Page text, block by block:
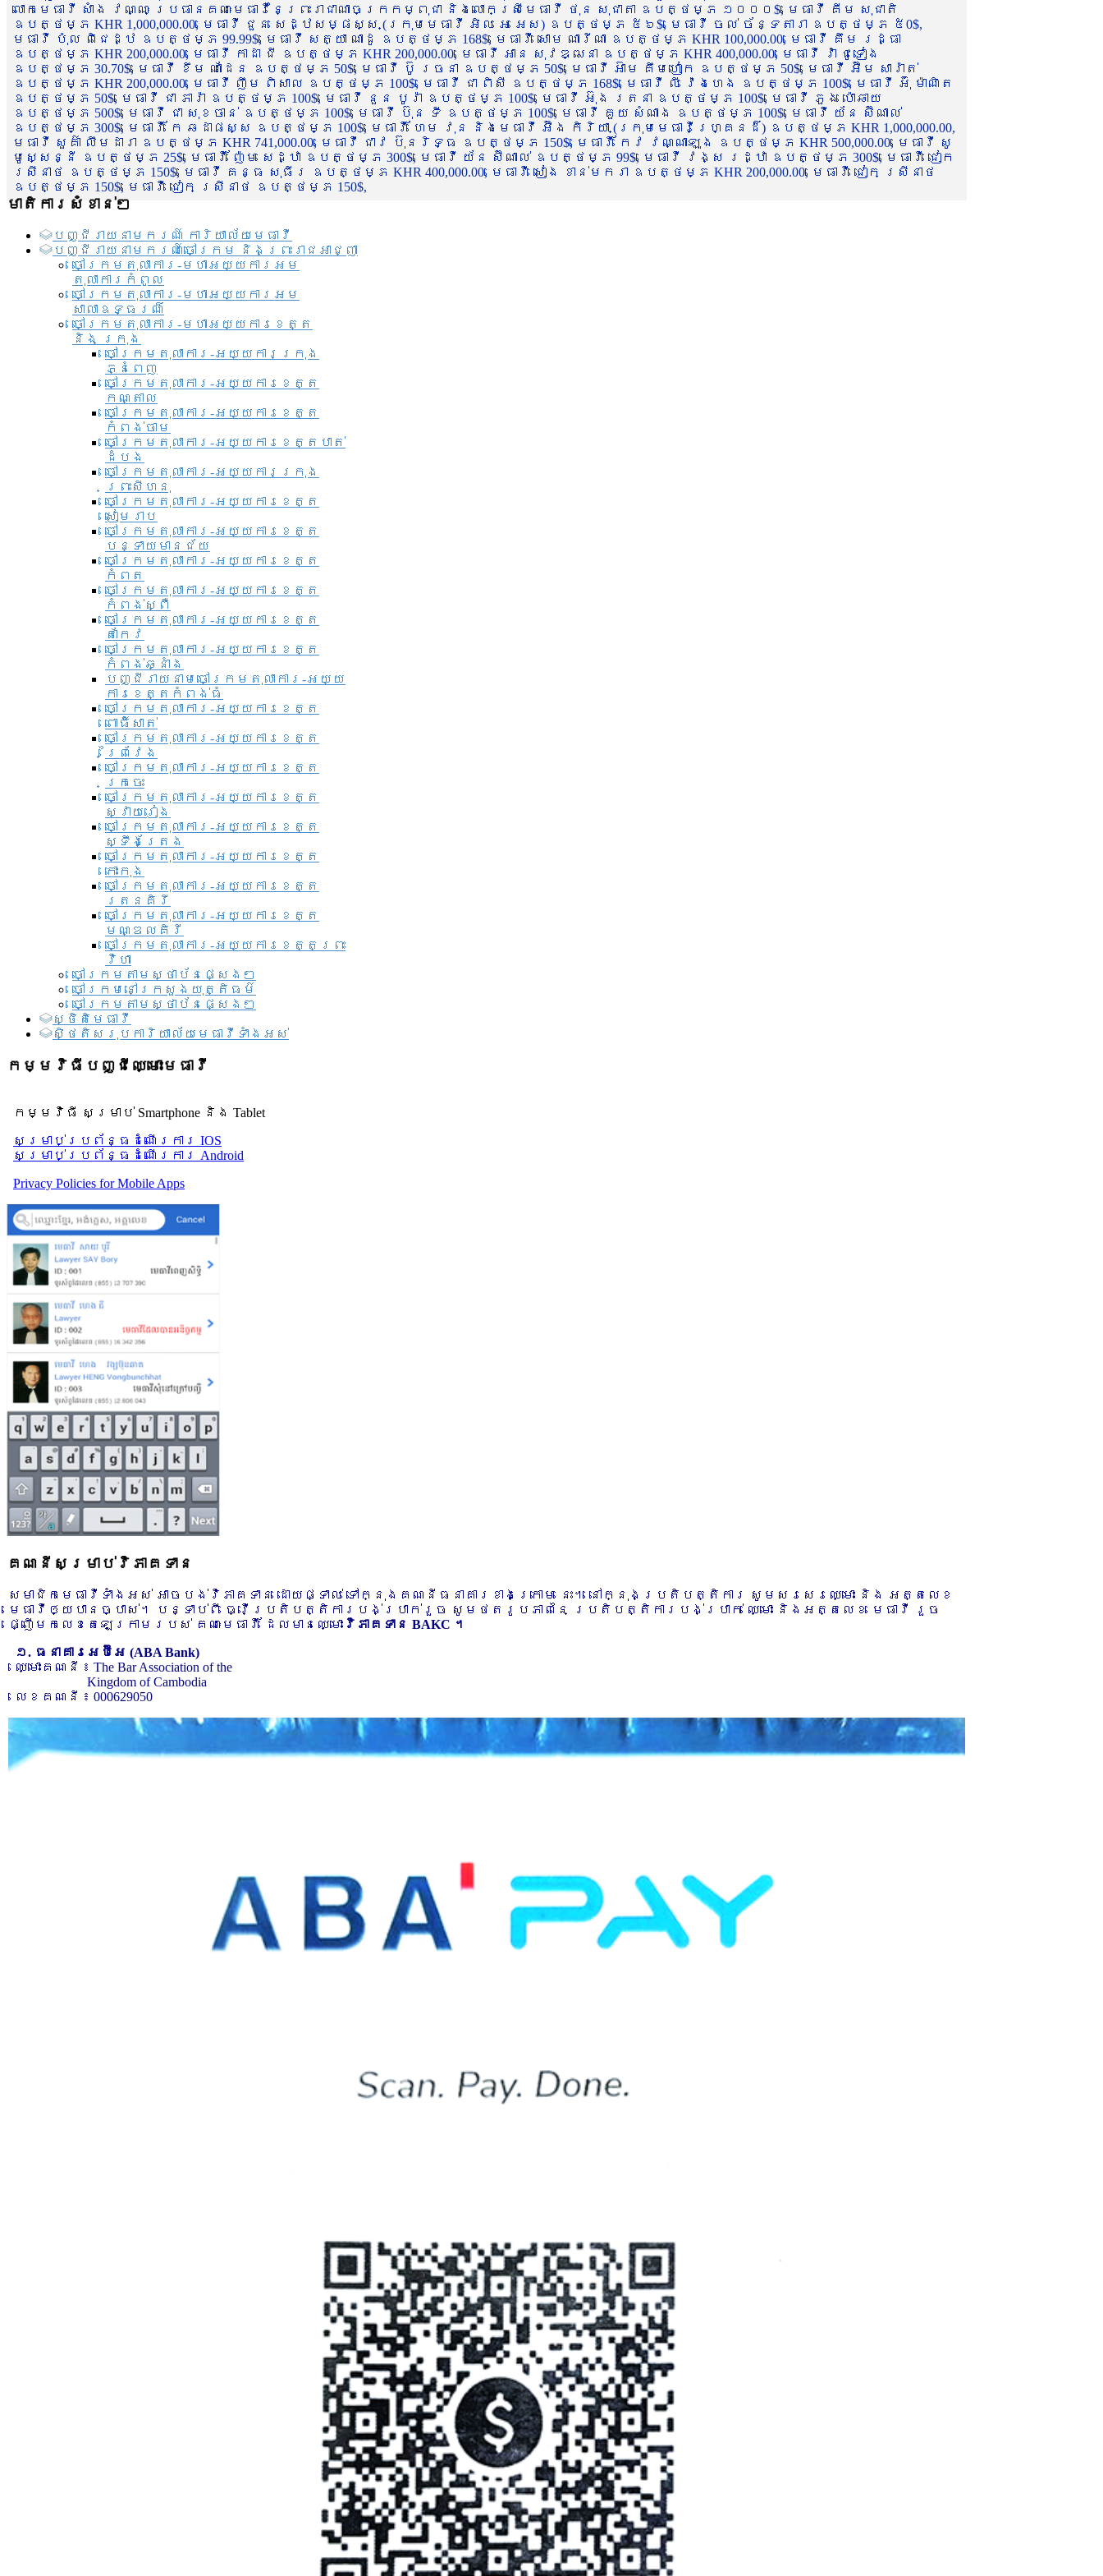
លោកមេធាវី សាំង វណ្ណៈ ប្រធានគណៈមេធាវីនៃព្រះរាជាណាចក្រកម្ពុជា និងលោកស្រីមេធាវី ថុន សុជាតា ឧបត្ថម្ភ ១០០០$, មេធាវី គីម សុជាតិ
ឧបត្ថម្ភ KHR 1,000,000.00, មេធាវី ជួន សេដ្ឋសម្ផស្ស (ក្រុមមេធាវី អិល អេ អេស) ឧបត្ថម្ភ ៥៦$, មេធាវី ចល់ ច័ន្ទតារា ឧបត្ថម្ភ ៥0$,
មេធាវី ប៉ុល ពិជេដ្ឋ ឧបត្ថម្ភ 99.99$, មេធាវី សត្យា ណាដូ ឧបត្ថម្ភ 168$, មេធាវី សោម ណារីណា ឧបត្ថម្ភ KHR 100,000.00, មេធាវី គឹម រដ្ធា
ឧបត្ថម្ភ KHR 200,000.00, មេធាវី កាដា ជី ឧបត្ថម្ភ KHR 200,000.00, មេធាវី អាន សុវឌ្ឍនា ឧបត្ថម្ភ KHR 400,000.00, មេធាវី វ៉ា ជូទៀង
ឧបត្ថម្ភ 30.70$, មេធាវី ខឹម ណាដែន ឧបត្ថម្ភ 50$, មេធាវី ប៊ូ រចនា ឧបត្ថម្ភ 50$, មេធាវី អ៊ាម គឹមហៀក ឧបត្ថម្ភ 50$, មេធាវី អ៊ឹម សារ៉ាត់
ឧបត្ថម្ភ KHR 200,000.00, មេធាវី ញឹម ពិសាល ឧបត្ថម្ភ 100$, មេធាវី ជា ពិសី ឧបត្ថម្ភ 168$, មេធាវី លី វ៉េងហេង ឧបត្ថម្ភ 100$, មេធាវី អ៊ុំ ម៉ាណិត
ឧបត្ថម្ភ 50$, មេធាវី ជា ភារ៉ា ឧបត្ថម្ភ 100$, មេធាវី នួន បូរ៉ា ឧបត្ថម្ភ 100$, មេធាវី អ៊ុង រតនា ឧបត្ថម្ភ 100$, មេធាវី ភួង ប៉ោឆាយ
ឧបត្ថម្ភ 500$, មេធាវី ជា សុខចាន់ ឧបត្ថម្ភ 100$, មេធាវី ប៊ុន ទី ឧបត្ថម្ភ 100$, មេធាវី គួយ សំណាង ឧបត្ថម្ភ 100$, មេធាវី យ័ន ស៊ីណាល់
ឧបត្ថម្ភ 300$, មេធាវី កែ ឆដាផស្ស ឧបត្ថម្ភ 100$, មេធាវី ហែម វុន និងមេធាវី អ៊ឹង កិរិយា (ក្រុមមេធាវីហ្គ្រេនដ៏) ឧបត្ថម្ភ KHR 1,000,000.00,
មេធាវី សួគ៌ា លឹមដារា ឧបត្ថម្ភ KHR 741,000.00, មេធាវី ជាវ ប៊ុនរិទ្ធ ឧបត្ថម្ភ 150$, មេធាវី កែវ វណ្ណាឡុង ឧបត្ថម្ភ KHR 500,000.00, មេធាវី សូ
មូសេ្សន្នី ឧបត្ថម្ភ 25$, មេធាវី ញ៉ែម សេដ្ឋា ឧបត្ថម្ភ 300$, មេធាវី យ័ន ស៊ីណាល់ ឧបត្ថម្ភ 99$, មេធាវី វង្ស រដ្ឋា ឧបត្ថម្ភ 300$, មេធាវី ជៀក
ស្រីនាថ ឧបត្ថម្ភ 150$, មេធាវី គន្ធ សុធីរ ឧបត្ថម្ភ KHR 400,000.00, មេធាវី សៀង ខាន់មករា ឧបត្ថម្ភ KHR 200,000.00, មេធាវី ជៀក ស្រីនាថ
ឧបត្ថម្ភ 150$, មេធាវី ជៀក ស្រីនាថ ឧបត្ថម្ភ 150$,
មាតិការសំខាន់ៗ
បញ្ជី​រាយ​នាមករណ៍ ការិយាល័យ​មេធាវី​
បញ្ជី​រាយ​នាមករណ៍​ចៅក្រម និងព្រះរាជអាជ្ញា
ចៅក្រមតុលាការ-មហាអយ្យការអម
តុលាការកំពូល
ចៅក្រមតុលាការ-មហាអយ្យការអម
សាលាឧទ្ធរណ៏
ចៅក្រមតុលាការ-មហាអយ្យការខេត្ត
និង ក្រុង
ចៅក្រមតុលាការ-អយ្យការក្រុង
ភ្នំពេញ
ចៅក្រមតុលាការ-អយ្យការខេត្ត
កណ្តាល
ចៅក្រមតុលាការ-អយ្យការខេត្ត
កំពង់ចាម
ចៅក្រមតុលាការ-អយ្យការខេត្តបាត់
ដំបង
ចៅក្រមតុលាការ-អយ្យការ​ក្រុង
ព្រះសីហនុ
ចៅក្រមតុលាការ-អយ្យការខេត្ត
សៀមរាប
ចៅក្រមតុលាការ-អយ្យការខេត្ត
បន្ទាយមានជ័យ
ចៅក្រមតុលាការ-អយ្យការខេត្ត
កំពត
ចៅក្រមតុលាការ-អយ្យការខេត្ត
កំពង់ស្ពឺ
ចៅក្រមតុលាការ-អយ្យការខេត្ត
តាកែវ
ចៅក្រមតុលាការ-អយ្យការខេត្ត
កំពង់ឆ្នាំង
បញ្ជីរាយនាមចៅក្រមតុលាការ-អយ្យ
ការខេត្តកំពង់ធំ
ចៅក្រមតុលាការ-អយ្យការខេត្ត
ពោធិ៍សាត់
ចៅក្រមតុលាការ-អយ្យការខេត្ត
ព្រៃវែង
ចៅក្រមតុលាការ-អយ្យការខេត្ត
ក្រចេះ
ចៅក្រមតុលាការ-អយ្យការខេត្ត
ស្វាយរៀង
ចៅក្រមតុលាការ-អយ្យការខេត្ត
ស្ទឹងត្រែង
ចៅក្រមតុលាការ-អយ្យការខេត្ត
កោះកុង
ចៅក្រមតុលាការ-អយ្យការខេត្ត
រតនគិរី
ចៅក្រមតុលាការ-អយ្យការខេត្ត
មណ្ឌលគិរី
ចៅក្រមតុលាការ-អយ្យការខេត្តព្រះ
វិហា
ចៅក្រមតាមស្ថាប័នផ្សេងៗ
ចៅក្រមនៅក្រសួងយុត្តិធម៌
ចៅក្រមតាមស្ថាប័នផ្សេងៗ
ស្ថិតិមេធាវី
សិ្ថតិសរុបការិយាល័យមេធាវីទាំងអស់​
កម្មវិធីបញ្ជីឈ្មោះមេធាវី
កម្មវិធី សម្រាប់ Smartphone និង Tablet
សម្រាប់​ប្រព័ន្ធដំណើរការ IOS
សម្រាប់​ប្រព័ន្ធដំណើរការ Android
Privacy Policies for Mobile Apps
គណនីសម្រាប់វិភាគទាន
សមាជិកមេធាវីទាំងអស់ អាចបង់វិភាគទាន ដោយផ្ទាល់ ទៅក្នុងគណនីធនាគារខាងក្រោម នេះ។ នៅក្នុងប្រតិបត្តិការ សូមសរសេរឈ្មោះ និង អត្តលេខ
មេធាវីឲ្យបានច្បាស់។ បន្ទាប់ពី ធ្វើប្រតិបត្តិការបង់ប្រាក់រួច សូមថតរូបភាពនៃ ប្រតិបត្តិការបង់ប្រាក់ ឈ្មោះ និងអត្តលេខ មេធាវី រួច
ផ្ញើមកលេខតេឡេក្រាមរបស់ គណៈមេធាវី ដែលមានឈ្មោះ វិភាគទាន BAKC ។
១. ធនាគារអេប៊ីអេ (ABA Bank)
ឈ្មោះគណនី ៖ The Bar Association of the
Kingdom of Cambodia
លេខគណនី ៖ 000629050